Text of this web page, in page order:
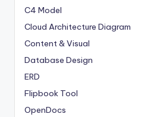
C4 Model
Cloud Architecture Diagram
Content & Visual
Database Design
ERD
Flipbook Tool
OpenDocs